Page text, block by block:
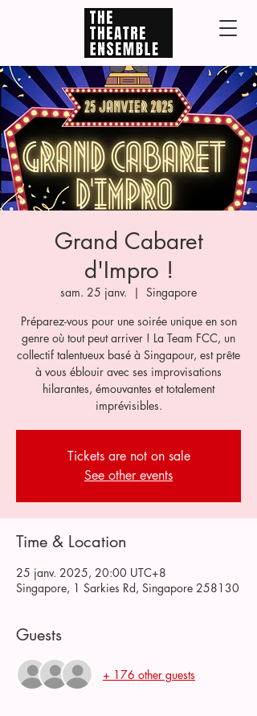
Grand Cabaret
d'Impro !
sam. 25 janv.
  |
Singapore
Préparez-vous pour une soirée unique en son
genre où tout peut arriver ! La Team FCC, un
collectif talentueux basé à Singapour, est prête
à vous éblouir avec ses improvisations
hilarantes, émouvantes et totalement
imprévisibles.
Tickets are not on sale
See other events
Time & Location
25 janv. 2025, 20:00 UTC+8
Singapore, 1 Sarkies Rd, Singapore 258130
Guests
+ 176 other guests